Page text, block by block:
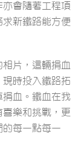
會隨著工程項
新鐵路能方便
片，這輛捐血
時投入鐵路拓
捐血。鐵血在我
樂和挑戰，更
每一點每一